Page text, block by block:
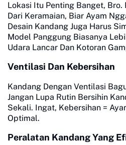
Lokasi Itu Penting Banget, Bro.
Dari Keramaian, Biar Ayam
Desain Kandang Juga Harus
Model Panggung Biasanya
Udara Lancar Dan Kotoran
Ventilasi Dan Kebersihan
Kandang Dengan Ventilasi
Jangan Lupa Rutin Bersihin
Sekali. Ingat, Kebersihan =
Optimal.
Peralatan Kandang Yang